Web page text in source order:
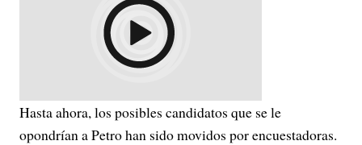
Hasta ahora, los posibles candidatos que se le
opondrían a Petro han sido movidos por encuestadoras.